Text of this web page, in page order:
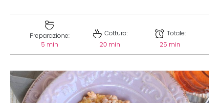
Preparazione:
5 min
Cottura:
20 min
Totale:
25 min